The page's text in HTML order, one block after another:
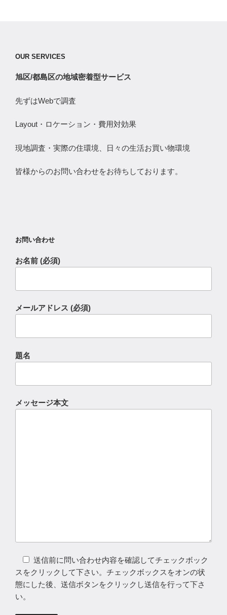
OUR SERVICES
旭区/都島区の地域密着型サービス
先ずはWebで調査
Layout・ロケーション・費用対効果
現地調査・実際の住環境、日々の生活お買い物環境
皆様からのお問い合わせをお待ちしております。
お問い合わせ
お名前 (必須)
メールアドレス (必須)
題名
メッセージ本文
送信前に問い合わせ内容を確認してチェックボック
スをクリックして下さい。チェックボックスをオンの状
態にした後、送信ボタンをクリックし送信を行って下さ
い。